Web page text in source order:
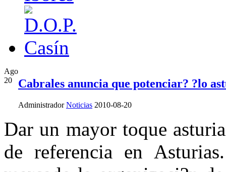
Ago
20
Cabrales anuncia que potenciar? ?lo
Administrador Noticias 2010-08-20
Dar un mayor toque
de referencia en